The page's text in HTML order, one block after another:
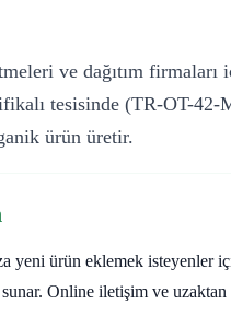
ve dağıtım firmaları
tesisinde (TR-OT-42-
ürün üretir.
yeni ürün eklemek isteyenler
Online iletişim ve uzaktan